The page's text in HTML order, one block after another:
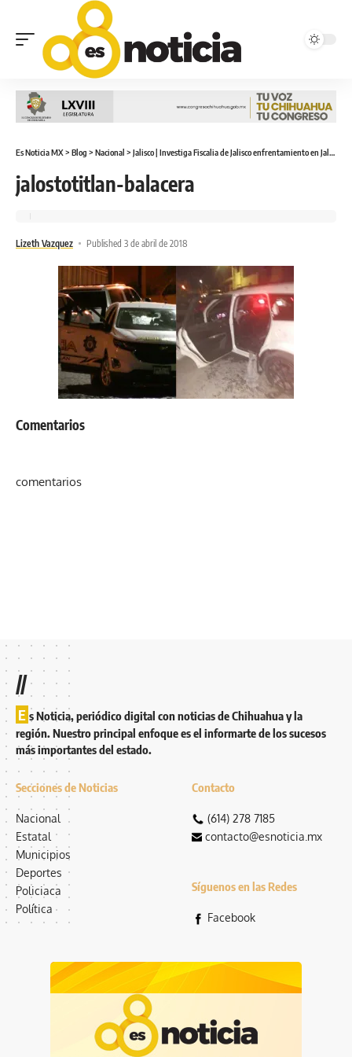
Es Noticia MX> Blog > Nacional > Jalisco | Investiga Fiscalia de Jalisco enfrentamiento en Jalostotitlán donde murieron 8 civiles y un policia
jalostotitlan-balacera
Lizeth Vazquez Published 3 de abril de 2018
Comentarios
comentarios
//
E s Noticia, periódico digital con noticias de Chihuahua y la
región. Nuestro principal enfoque es el informarte de los sucesos
más importantes del estado.
Secciones de Noticias
Nacional
Estatal
Municipios
Deportes
Policiaca
Política
Contacto
(614) 278 7185
contacto@esnoticia.mx
Síguenos en las Redes
Facebook